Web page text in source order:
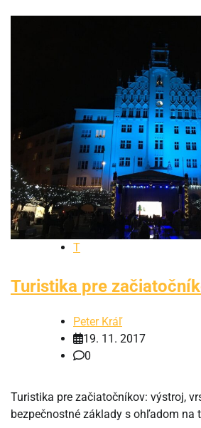
T
Turistika pre
Peter Kráľ
19. 11. 2017
0
Turistika pre začiatočníkov: výstroj,
bezpečnostné základy s ohľadom na